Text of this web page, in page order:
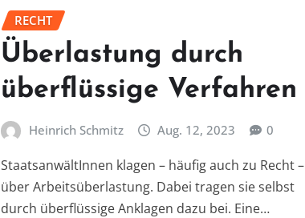
RECHT
Überlastung durch
überflüssige Verfahren
Heinrich Schmitz Aug. 12, 2023 0
StaatsanwältInnen klagen – häufig auch zu Recht –
über Arbeitsüberlastung. Dabei tragen sie selbst
durch überflüssige Anklagen dazu bei. Eine…